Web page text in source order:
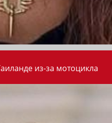
из-за мотоцикла